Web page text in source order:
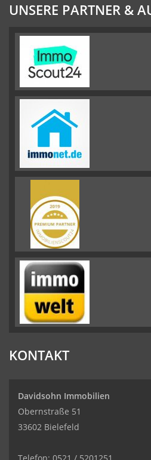
UNSERE PARTNER &
KONTAKT
Davidsohn Immobilien
Obernstraße 51
33602 Bielefeld